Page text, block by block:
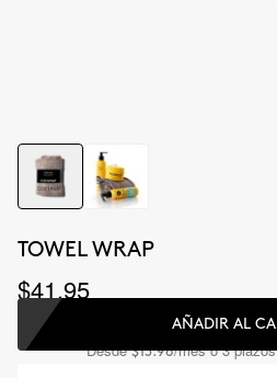
TOWEL WRAP
$41.95
AÑADIR AL
Desde$13.98/mes o 3